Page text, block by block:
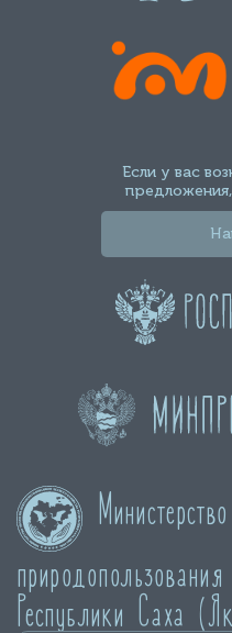
Если у вас
Республики Саха